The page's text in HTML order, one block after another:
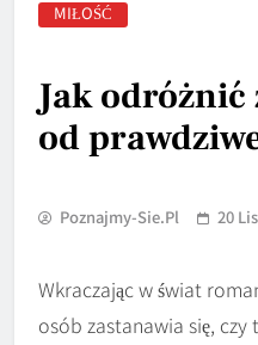
MIŁOŚĆ
Jak odróżnić
od
Poznajmy-Sie.pl 20
Wkraczając w świat
osób zastanawia się,